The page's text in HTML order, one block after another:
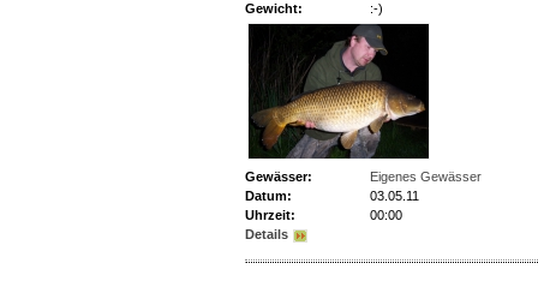
Gewicht:
:-)
Gewässer:
Eigenes Gewässer
Datum:
03.05.11
Uhrzeit:
00:00
Details